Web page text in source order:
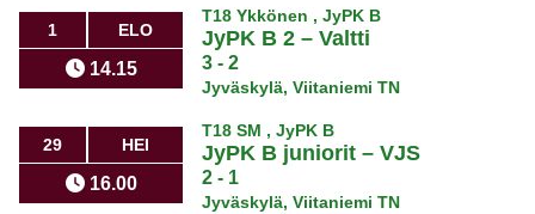
1 ELO
14.15
T18 Ykkönen , JyPK B
JyPK B 2 –Valtti
3 - 2
Jyväskylä, Viitaniemi TN
29 HEI
16.00
T18 SM , JyPK B
JyPK B juniorit –VJS
2 - 1
Jyväskylä, Viitaniemi TN